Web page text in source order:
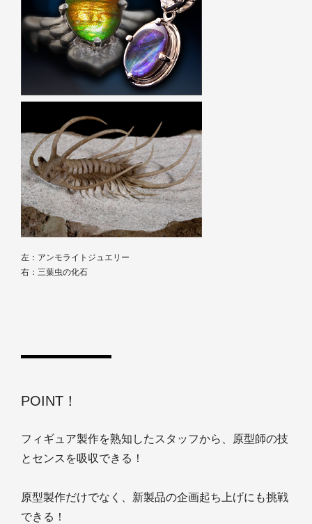
左：アンモライトジュエリー
右：三葉虫の化石
POINT！
フィギュア製作を熟知したスタッフから、原型師の技
とセンスを吸収できる！
原型製作だけでなく、新製品の企画起ち上げにも挑戦
できる！